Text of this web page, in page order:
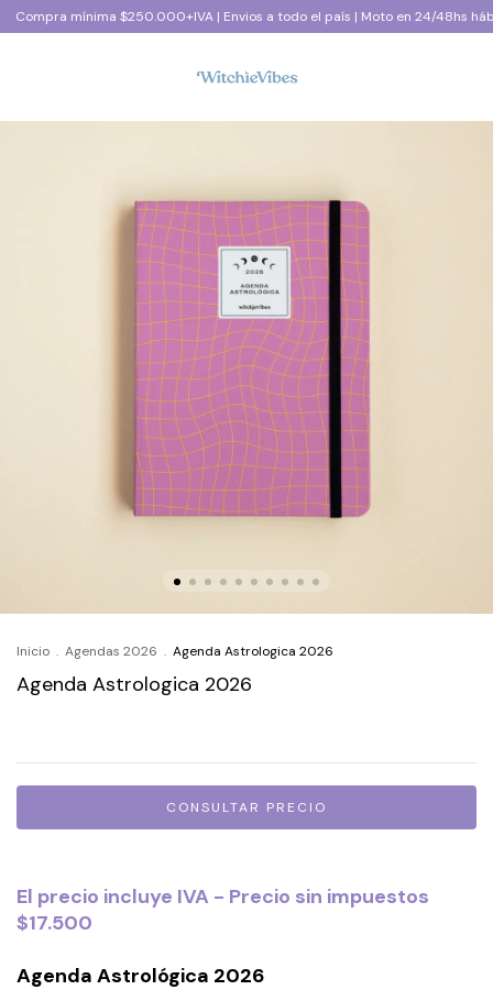
mínima $250.000+IVA | Envios a todo el país | Moto en 24/48hs
Inicio . Agendas 2026 . Agenda Astrologica 2026
Agenda Astrologica 2026
El precio incluye IVA - Precio sin impuestos
$17.500
Agenda Astrológica 2026